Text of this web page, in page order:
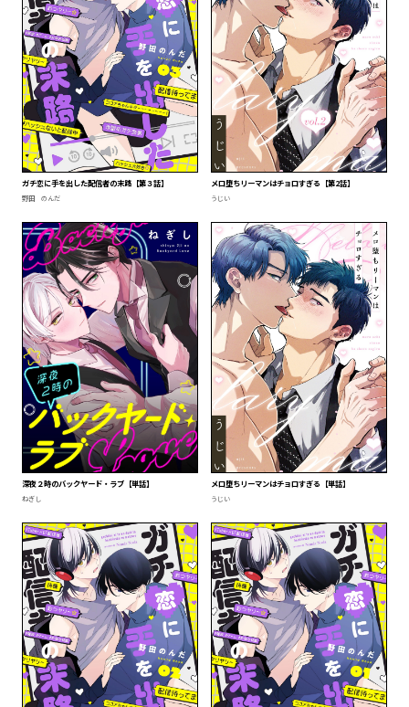
ガチ恋に手を出した配信者の末路【第３話】
野田 のんだ
メロ堕ちリーマンはチョロすぎる【第2話】
うじい
深夜２時のバックヤード・ラブ【単話】
ねぎし
メロ堕ちリーマンはチョロすぎる【単話】
うじい